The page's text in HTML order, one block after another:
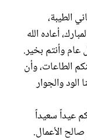
الطيبة،
أعاده الله
عام وأنتم بخير.
الطاعات، وأن
الود والجوار
عيداً سعيداً
صالح الأعمال.